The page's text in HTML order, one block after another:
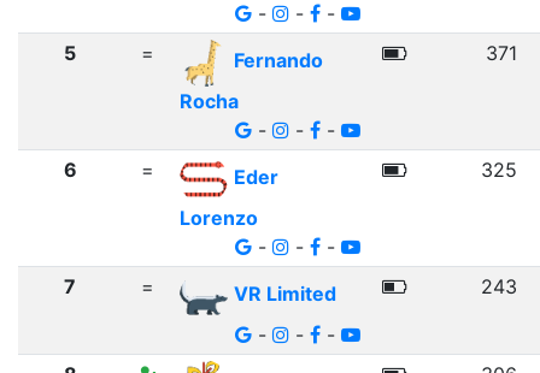
-
- -
5 =
Fernando
Rocha
-
- -
371
6 =
Eder
Lorenzo
-
- -
325
7 =
VR Limited
-
- -
243